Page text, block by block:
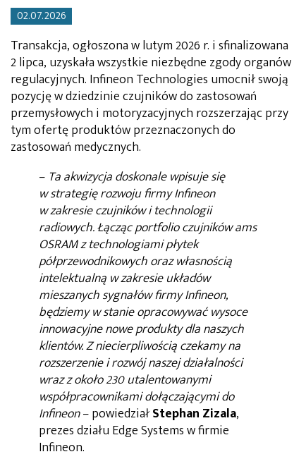
02.07.2026
Transakcja, ogłoszona w lutym 2026 r. i sfinalizowana
2 lipca, uzyskała wszystkie niezbędne zgody organów
regulacyjnych. Infineon Technologies umocnił swoją
pozycję w dziedzinie czujników do zastosowań
przemysłowych i motoryzacyjnych rozszerzając przy
tym ofertę produktów przeznaczonych do
zastosowań medycznych.
– Ta akwizycja doskonale wpisuje się
w strategię rozwoju firmy Infineon
w zakresie czujników i technologii
radiowych. Łącząc portfolio czujników ams
OSRAM z technologiami płytek
półprzewodnikowych oraz własnością
intelektualną w zakresie układów
mieszanych sygnałów firmy Infineon,
będziemy w stanie opracowywać wysoce
innowacyjne nowe produkty dla naszych
klientów. Z niecierpliwością czekamy na
rozszerzenie i rozwój naszej działalności
wraz z około 230 utalentowanymi
współpracownikami dołączającymi do
Infineon– powiedziałStephan Zizala,
prezes działu Edge Systems w firmie
Infineon.